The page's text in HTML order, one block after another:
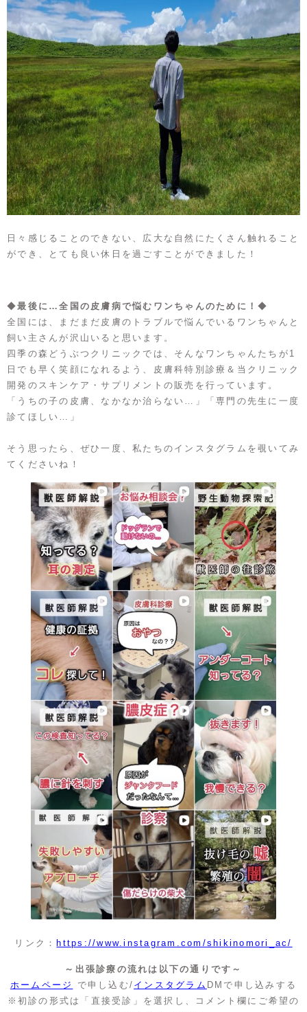
日々感じることのできない、広大な自然にたくさん触れること
ができ、とても良い休日を過ごすことができました！
◆最後に…全国の皮膚病で悩むワンちゃんのために！ ◆
全国には、まだまだ皮膚のトラブルで悩んでいるワンちゃんと
飼い主さんが沢山いると思います。
四季の森どうぶつクリニックでは、そんなワンちゃんたちが1
日でも早く笑顔になれるよう、皮膚科特別診療＆当クリニック
開発のスキンケア・サプリメントの販売を行っています。
「うちの子の皮膚、なかなか治らない…」「専門の先生に一度
診てほしい…」
そう思ったら、ぜひ一度、私たちのインスタグラムを覗いてみ
てくださいね！
リンク：https://www.instagram.com/shikinomori_ac/
～出張診療の流れは以下の通りです～
ホームページ
で申し込む/ インスタグラム DMで申し込みする
※初診の形式は「直接受診」を選択し、コメント欄にご希望の